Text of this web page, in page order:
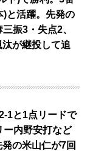
)と活躍。先発の
振3・失点2、
が継投して追
1と1点リードで
ー内野安打など
の米山仁が7回